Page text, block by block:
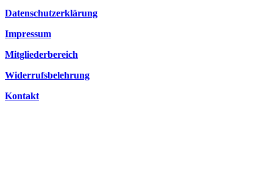
Datenschutzerklärung
Impressum
Mitgliederbereich
Widerrufsbelehrung
Kontakt